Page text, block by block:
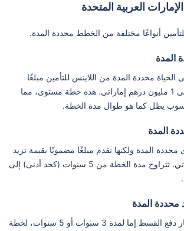
الإمارات العربية المتحدة
أنواعًا مختلفة من الخطط محددة المدة.
محددة المدة من اللاينس للتأمين مبلغًا
مضمونًا بقيمة تصل إلى 1 مليون درهم إماراتي. هذه خطة مستوى، مما
يظل كما هو طوال مدة الخطة.
المدة
المدة ولكنها تقدم مبلغًا مضمونًا بقيمة تزيد
عن مليون درهم إماراتي. تتراوح مدة الخطة من 5 سنوات (كحد أدنى) إلى
محددة المدة
يُتاح لمقدم الطلب خيار دفع القسط إما لمدة 3 سنوات أو 5 سنوات، لخطة